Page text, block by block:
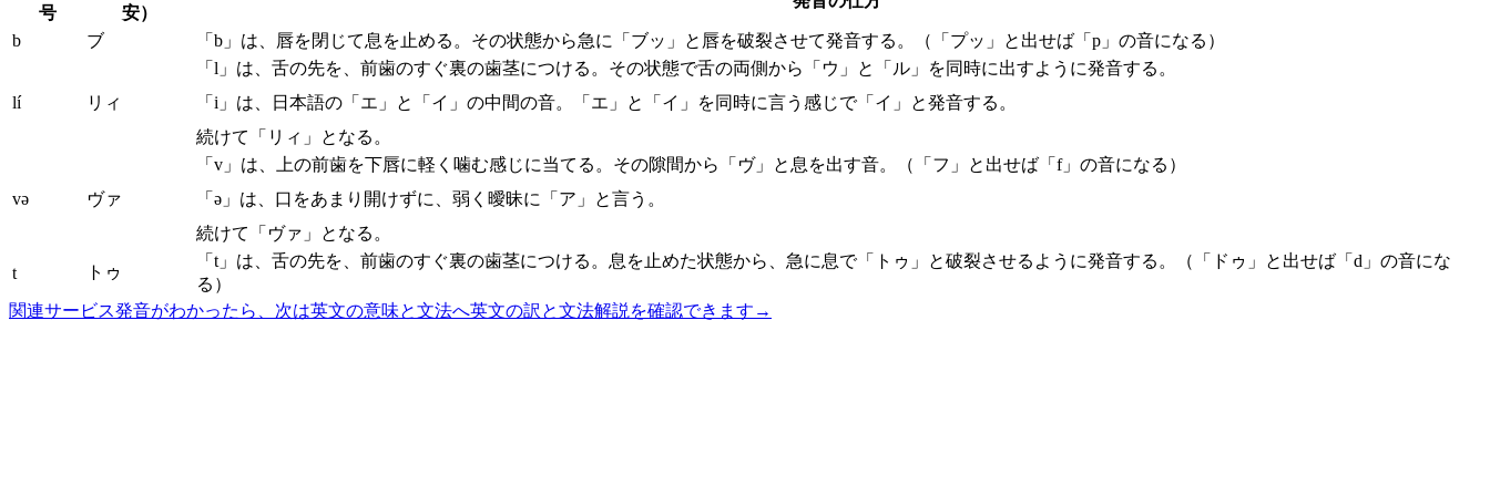
号 安）
b ブ 「b」は、唇を閉じて息を止める。その状態から急に「ブッ」と唇を破裂させて発音する。（「プッ」と出せば「p」の音になる）
lí リィ
「l」は、舌の先を、前歯のすぐ裏の歯茎につける。その状態で舌の両側から「ウ」と「ル」を同時に出すように発音する。
「i」は、日本語の「エ」と「イ」の中間の音。「エ」と「イ」を同時に言う感じで「イ」と発音する。
続けて「リィ」となる。
və ヴァ
「v」は、上の前歯を下唇に軽く噛む感じに当てる。その隙間から「ヴ」と息を出す音。（「フ」と出せば「f」の音になる）
「ə」は、口をあまり開けずに、弱く曖昧に「ア」と言う。
続けて「ヴァ」となる。
t トゥ
「t」は、舌の先を、前歯のすぐ裏の歯茎につける。息を止めた状態から、急に息で「トゥ」と破裂させるように発音する。（「ドゥ」と出せば「d」の音にな
る）
関連サービス発音がわかったら、次は英文の意味と文法へ英文の訳と文法解説を確認できます →